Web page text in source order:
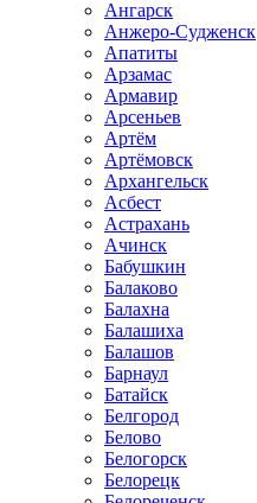
Ангарск
Анжеро-Судженск
Апатиты
Арзамас
Армавир
Арсеньев
Артём
Артёмовск
Архангельск
Асбест
Астрахань
Ачинск
Бабушкин
Балаково
Балахна
Балашиха
Балашов
Барнаул
Батайск
Белгород
Белово
Белогорск
Белорецк